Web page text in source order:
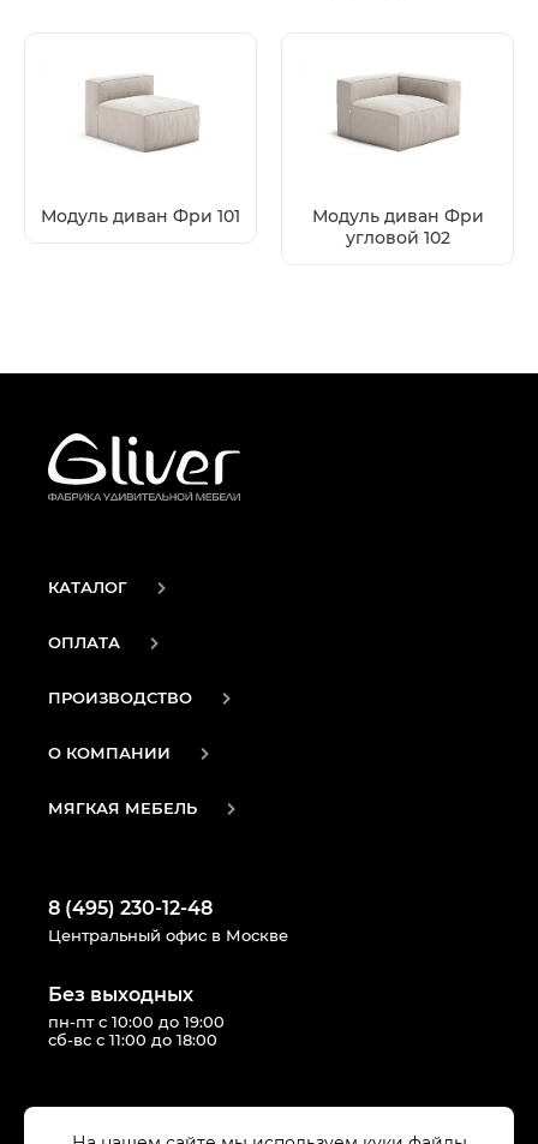
Модуль диван Фри 101
Модуль диван Фри
угловой 102
КАТАЛОГ
ОПЛАТА
ПРОИЗВОДСТВО
О КОМПАНИИ
МЯГКАЯ МЕБЕЛЬ
8 (495) 230-12-48
Центральный офис в Москве
Без выходных
пн-пт с 10:00 до 19:00
сб-вс с 11:00 до 18:00